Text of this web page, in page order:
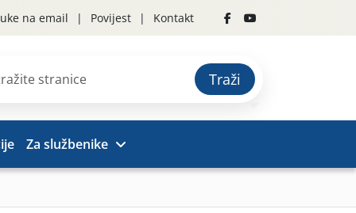
na email Povijest Kontakt
Traži
Za službenike